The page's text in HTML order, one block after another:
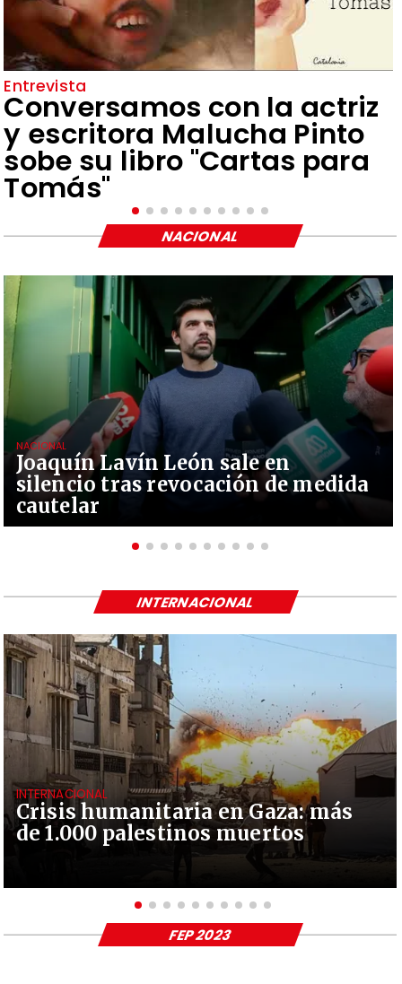
Entrevista
Conversamos con la actriz
y escritora Malucha Pinto
sobe su libro "Cartas para
Tomás"
Joaquín Lavín León sale en
silencio tras revocación de medida
cautelar
NACIONAL
NACIONAL
Crisis humanitaria en Gaza: más
de 1.000 palestinos muertos
INTERNACIONAL
INTERNACIONAL
FEP 2023